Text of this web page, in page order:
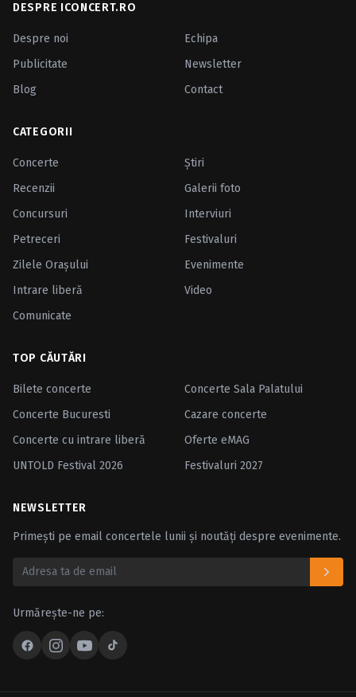
DESPRE ICONCERT.RO
Despre noi
Echipa
Publicitate
Newsletter
Blog
Contact
CATEGORII
Concerte
Ştiri
Recenzii
Galerii foto
Concursuri
Interviuri
Petreceri
Festivaluri
Zilele Oraşului
Evenimente
Intrare liberă
Video
Comunicate
TOP CĂUTĂRI
Bilete concerte
Concerte Sala Palatului
Concerte Bucuresti
Cazare concerte
Concerte cu intrare liberă
Oferte eMAG
UNTOLD Festival 2026
Festivaluri 2027
NEWSLETTER
Primești pe email concertele lunii și noutăți despre evenimente.
Urmărește-ne pe: